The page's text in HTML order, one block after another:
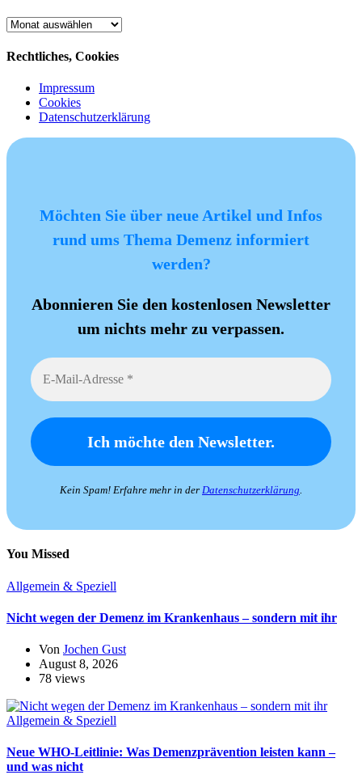
Archiv
Rechtliches, Cookies
Impressum
Cookies
Datenschutzerklärung
Möchten Sie über neue Artikel und Infos
rund ums Thema Demenz informiert
werden?
Abonnieren Sie den kostenlosen Newsletter
um nichts mehr zu verpassen.
Kein Spam! Erfahre mehr in der Datenschutzerklärung.
You Missed
Allgemein & Speziell
Nicht wegen der Demenz im Krankenhaus – sondern mit ihr
Von Jochen Gust
August 8, 2026
78 views
Allgemein & Speziell
Neue WHO-Leitlinie: Was Demenzprävention leisten kann –
und was nicht